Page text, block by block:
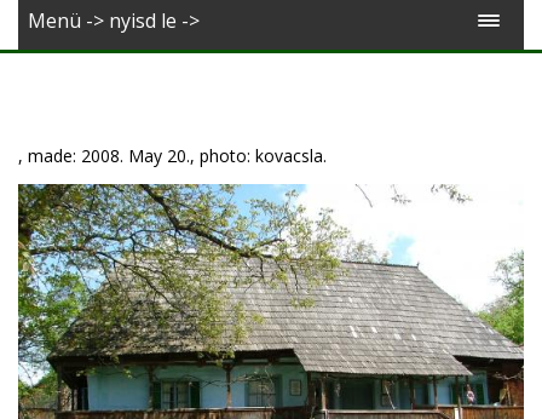
Deutsch
Menü -> nyisd le ->
, made: 2008. May 20., photo: kovacsla.